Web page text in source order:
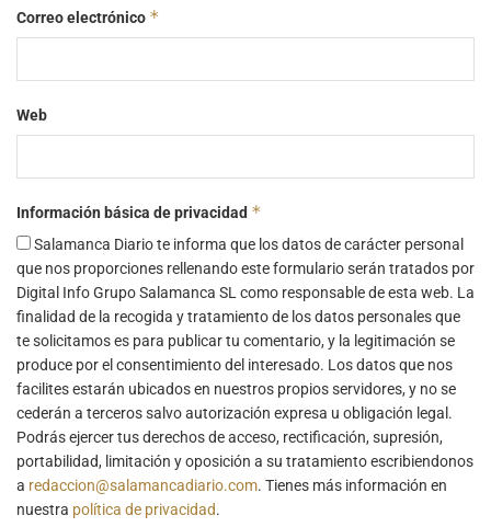
Correo electrónico *
Web
Información básica de privacidad *
Salamanca Diario te informa que los datos de carácter personal
que nos proporciones rellenando este formulario serán tratados por
Digital Info Grupo Salamanca SL como responsable de esta web. La
finalidad de la recogida y tratamiento de los datos personales que
te solicitamos es para publicar tu comentario, y la legitimación se
produce por el consentimiento del interesado. Los datos que nos
facilites estarán ubicados en nuestros propios servidores, y no se
cederán a terceros salvo autorización expresa u obligación legal.
Podrás ejercer tus derechos de acceso, rectificación, supresión,
portabilidad, limitación y oposición a su tratamiento escribiendonos
a redaccion@salamancadiario.com. Tienes más información en
nuestra política de privacidad.